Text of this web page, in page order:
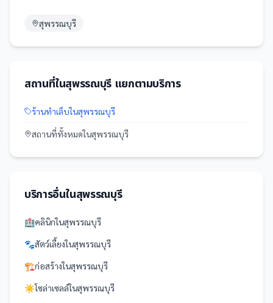
สุพรรณบุรี
สถานที่ในสุพรรณบุรีแยกตามบริการ
ร้านทำเล็บในสุพรรณบุรี
สถานที่ทั้งหมดในสุพรรณบุรี
บริการอื่นในสุพรรณบุรี
🏥คลินิกในสุพรรณบุรี
🐾สัตว์เลี้ยงในสุพรรณบุรี
🏗️ก่อสร้างในสุพรรณบุรี
☀️โซล่าเซลล์ในสุพรรณบุรี